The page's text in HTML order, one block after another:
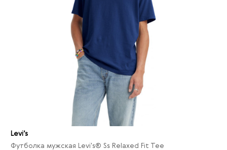
Levi’s
Футболка мужская Levi's® Ss Relaxed Fit Tee